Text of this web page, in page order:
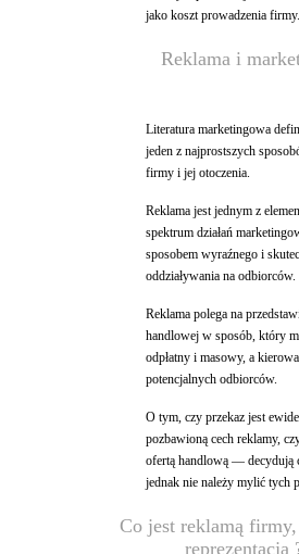
jako koszt prowadzenia firmy.
Reklama i
Literatura marketingowa
jeden z najprostszych
firmy i jej otoczenia.
Reklama jest jednym z
spektrum działań
sposobem wyraźnego i
oddziaływania na odbiorców.
Reklama polega na
handlowej w sposób, który
odpłatny i masowy, a
potencjalnych odbiorców.
O tym, czy przekaz jest
pozbawioną cech reklamy,
ofertą handlową — decydują
jednak nie należy mylić tych
Co jest reklamą
reprezentacją